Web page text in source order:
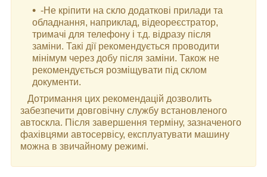
-Не кріпити на скло додаткові прилади та
обладнання, наприклад, відеореєстратор,
тримачі для телефону і т.д. відразу після
заміни. Такі дії рекомендується проводити
мінімум через добу після заміни. Також не
рекомендується розміщувати під склом
документи.
Дотримання цих рекомендацій дозволить
забезпечити довговічну службу встановленого
автоскла. Після завершення терміну, зазначеного
фахівцями автосервісу, експлуатувати машину
можна в звичайному режимі.